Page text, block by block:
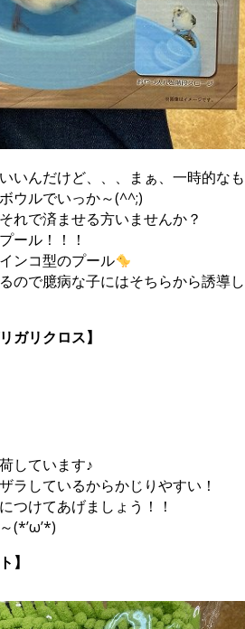
いんだけど、、、まぁ、一時的なも
ウルでいっか～(^^;)
れで済ませる方いませんか？
ール！！！
ンコ型のプール
ので臆病な子にはそちらから誘導し
ガリクロス】
しています♪
ラしているからかじりやすい！
つけてあげましょう！！
(*’ω’*)
】